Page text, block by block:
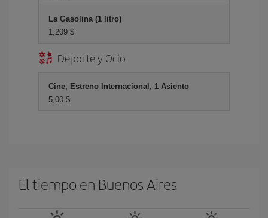
La Gasolina (1 litro)
1,209 $
Deporte y Ocio
Cine, Estreno Internacional, 1 Asiento
5,00 $
El tiempo en Buenos Aires